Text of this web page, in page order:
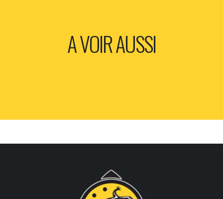
A VOIR AUSSI